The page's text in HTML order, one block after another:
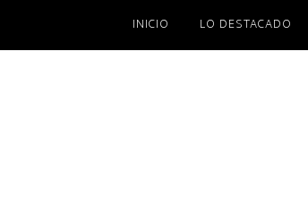
INICIO LO DESTACADO